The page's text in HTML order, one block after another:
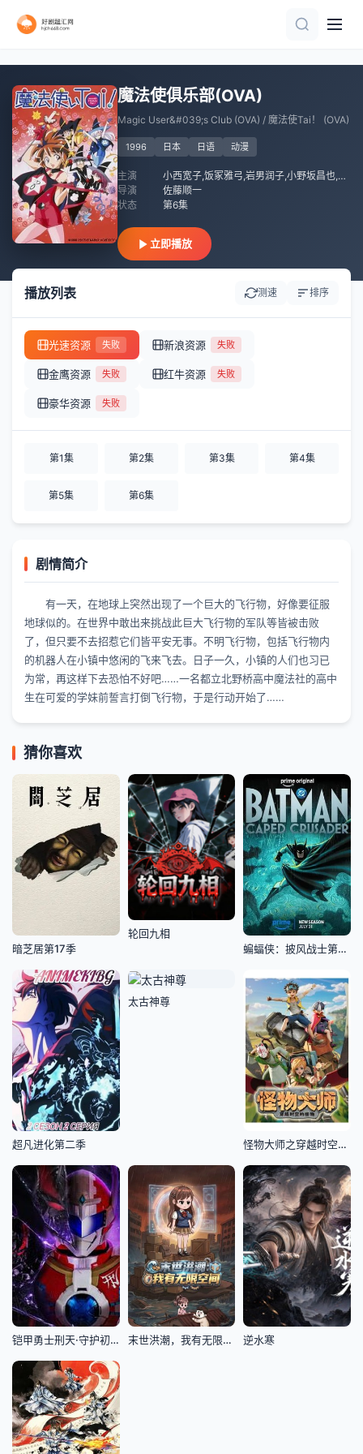
魔法使俱乐部(OVA)
Magic User&#039;s Club (OVA) / 魔法使Tai！ (OVA)
1996 日本 日语 动漫
主演
小西宽子,饭冢雅弓,岩男润子,小野坂昌也,子安武人
导演
佐藤顺一
状态
第6集
立即播放
播放列表 测速 排序
光速资源 失败 新浪资源 失败
金鹰资源 失败 红牛资源 失败
豪华资源 失败
第1集 第2集 第3集 第4集
第5集 第6集
剧情简介
有一天，在地球上突然出现了一个巨大的飞行物，好像要征服
地球似的。在世界中敢出来挑战此巨大飞行物的军队等皆被击败
了，但只要不去招惹它们皆平安无事。不明飞行物，包括飞行物内
的机器人在小镇中悠闲的飞来飞去。日子一久，小镇的人们也习已
为常，再这样下去恐怕不好吧……一名都立北野桥高中魔法社的高中
生在可爱的学妹前誓言打倒飞行物，于是行动开始了……
猜你喜欢
更新至02集
暗芝居第17季
第84集完结
轮回九相
全10集
蝙蝠侠：披风战士第2季
第54集完结
超凡进化第二季
更新至06集
太古神尊
第15集
​怪物大师之穿越时空的怪物​
已完结
铠甲勇士刑天·守护初心
第37集
末世洪潮，我有无限空间
第45集完结
逆水寒
更新至05集